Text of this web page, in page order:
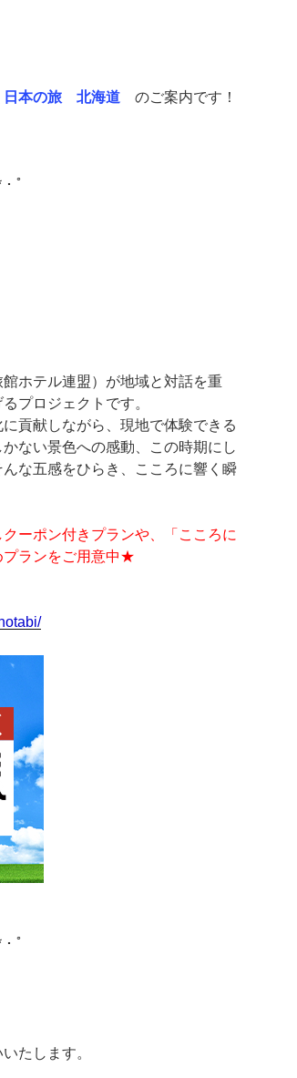
日本の旅 北海道 のご案内です！
ﾟ
ホテル連盟）が地域と対話を重
プロジェクトです。
貢献しながら、現地で体験できる
ない景色への感動、この時期にし
な五感をひらき、こころに響く瞬
ーポン付きプランや、「こころに
プランをご用意中★
ﾟ
たします。